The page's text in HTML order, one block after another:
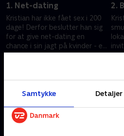
Samtykke Detaljer
1. Net-dating
Kristian har ikke fået sex i 200
dage! Derfor beslutter han sig
for at give net-dating en
chance i sin jagt på kvinder - en
metode som hans bedste (og
2.
så
af
23.
Andre så også